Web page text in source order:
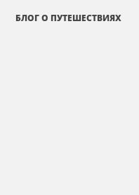
БЛОГ О ПУТЕШЕСТВИЯХ